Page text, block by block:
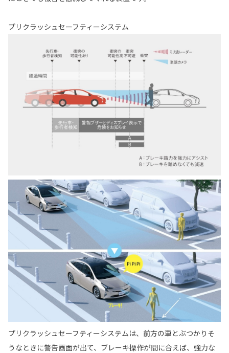
プリクラッシュセーフティーシステム
プリクラッシュセーフティーシステムは、前方の車とぶつかりそ
うなときに警告画面が出て、ブレーキ操作が間に合えば、強力な